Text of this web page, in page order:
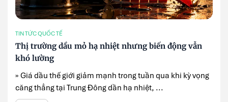
TIN TỨC QUỐC TẾ
Thị trường dầu mỏ hạ nhiệt nhưng biến động vẫn
khó lường
» Giá dầu thế giới giảm mạnh trong tuần qua khi kỳ vọng
căng thẳng tại Trung Đông dần hạ nhiệt, ...